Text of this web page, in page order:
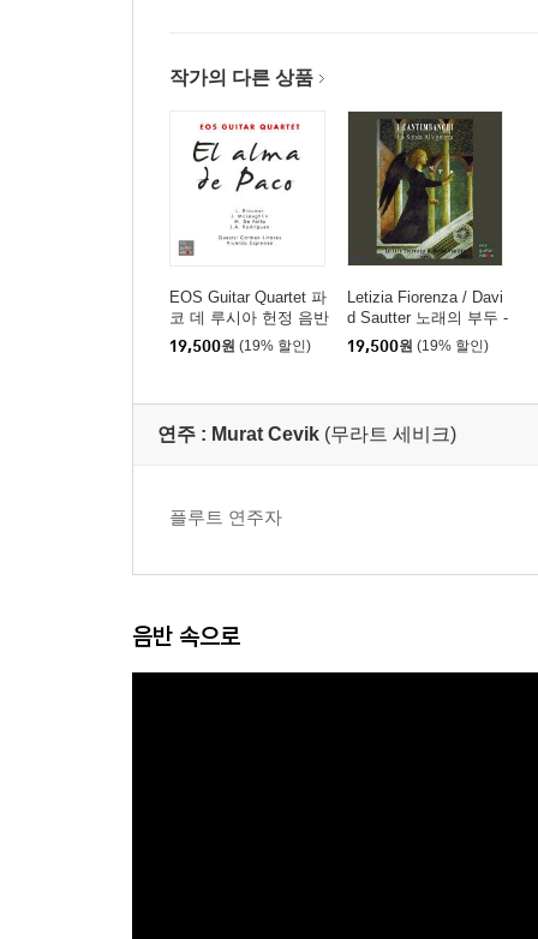
작가의 다른 상품
EOS Guitar Quartet 파
코 데 루시아 헌정 음반
- EOS 기타사중주단 (E
l Alma de Paco : A Trib
19,500원 (19% 할인)
Letizia Fiorenza / Davi
d Sautter 노래의 부두 -
신성한 환희 (I Cantimb
anchi - La Santa Allegr
19,500원 (19% 할인)
연주 : Murat Cevik (무라트 세비크)
플루트 연주자
음반 속으로